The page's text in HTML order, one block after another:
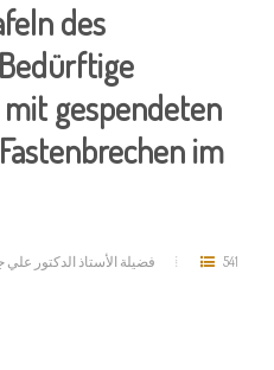
des
gespendeten
im
فضيلة الأستاذ الدكتور 541